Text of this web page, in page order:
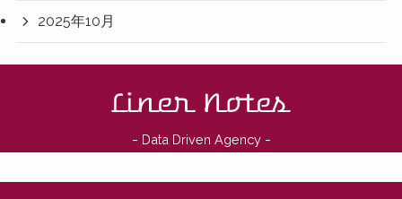
2025年10月
- Data Driven Agency-